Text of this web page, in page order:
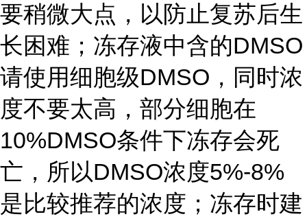
要稍微大点，以防止复苏后生
长困难；冻存液中含的DMSO
请使用细胞级DMSO，同时浓
度不要太高，部分细胞在
10%DMSO条件下冻存会死
亡，所以DMSO浓度5%-8%
是比较推荐的浓度；冻存时建